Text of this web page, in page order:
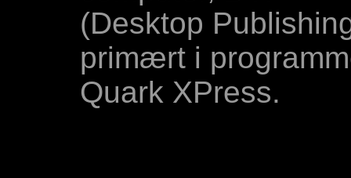
(Desktop
primært i
Quark XPress.